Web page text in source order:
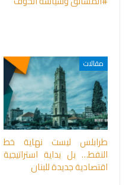
مقالات
طرابلس ليست نهاية خط
النفط… بل بداية استراتيجية
اقتصادية جديدة للبنان